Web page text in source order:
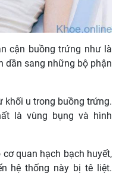
cận buồng trứng như là
dần sang những bộ phận
khối u trong buồng trứng.
là vùng bụng và hình
quan hạch bạch huyết,
hệ thống này bị tê liệt.